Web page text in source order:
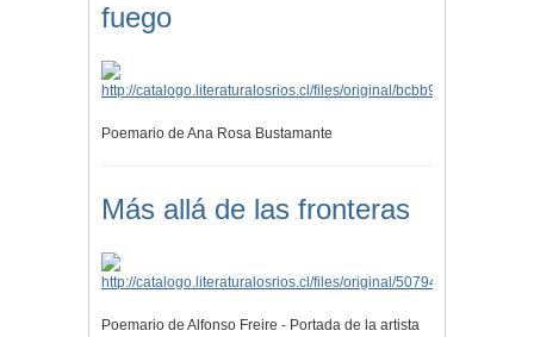
fuego
Poemario de Ana Rosa Bustamante
Más allá de las fronteras
Poemario de Alfonso Freire - Portada de la artista